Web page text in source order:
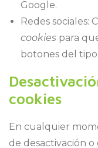
Google.
Redes sociales:
cookies para
botones del tipo
cookies
En cualquier
de desactivación